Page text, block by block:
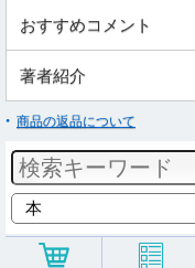
おすすめコメント
著者紹介
商品の返品について